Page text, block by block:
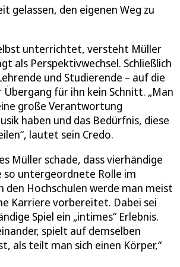
gelassen, den eigenen Weg zu
unterrichtet, versteht Müller
als Perspektivwechsel. Schließlich
und Studierende – auf die
Übergang für ihn kein Schnitt. „Man
große Verantwortung
haben und das Bedürfnis, diese
lautet sein Credo.
Müller schade, dass vierhändige
so untergeordnete Rolle im
den Hochschulen werde man meist
Karriere vorbereitet. Dabei sei
Spiel ein „intimes“ Erlebnis.
spielt auf demselben
als teilt man sich einen Körper,“